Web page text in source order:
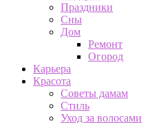
Праздники
Сны
Дом
Ремонт
Огород
Карьера
Красота
Советы дамам
Стиль
Уход за волосами